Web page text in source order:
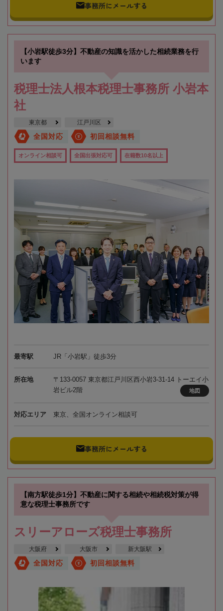
事務所にメールする
【小岩駅徒歩3分】不動産の知識を活かした相続業務を行
います
税理士法人根本税理士事務所 小岩本
社
東京都 江戸川区
全国対応 初回相談無料
オンライン相談可 全国出張対応可 在籍数10名以上
最寄駅 JR「小岩駅」徒歩3分
所在地
〒133-0057 東京都江戸川区西小岩3-31-14 トーエイ小
岩ビル2階
地図
対応エリア 東京、全国オンライン相談可
事務所にメールする
【南方駅徒歩1分】不動産に関する相続や相続税対策が得
意な税理士事務所です
スリーアローズ税理士事務所
大阪府 大阪市 新大阪駅
全国対応 初回相談無料